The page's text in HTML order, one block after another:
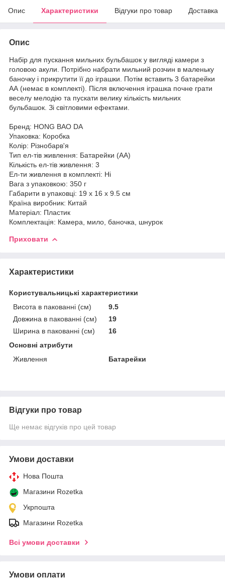
Опис Характеристики Відгуки про товар Доставка
Опис
Набір для пускання мильних бульбашок у вигляді камери з
головою акули. Потрібно набрати мильний розчин в маленьку
баночку і прикрутити її до іграшки. Потім вставить 3 батарейки
АА (немає в комплекті). Після включення іграшка почне грати
веселу мелодію та пускати велику кількість мильних
бульбашок. Зі світловими ефектами.
Бренд: HONG BAO DA
Упаковка: Коробка
Колір: Різнобарв'я
Тип ел-тів живлення: Батарейки (АА)
Кількість ел-тів живлення: 3
Ел-ти живлення в комплекті: Ні
Вага з упаковкою: 350 г
Габарити в упаковці: 19 x 16 x 9.5 см
Країна виробник: Китай
Матеріал: Пластик
Комплектація: Камера, мило, баночка, шнурок
Приховати
Характеристики
Користувальницькі характеристики
Висота в пакованні (см)
9.5
Довжина в пакованні (см)
19
Ширина в пакованні (см)
16
Основні атрибути
Живлення
Батарейки
Відгуки про товар
Ще немає відгуків про цей товар
Умови доставки
Нова Пошта
Магазини Rozetka
Укрпошта
Магазини Rozetka
Всі умови доставки
Умови оплати